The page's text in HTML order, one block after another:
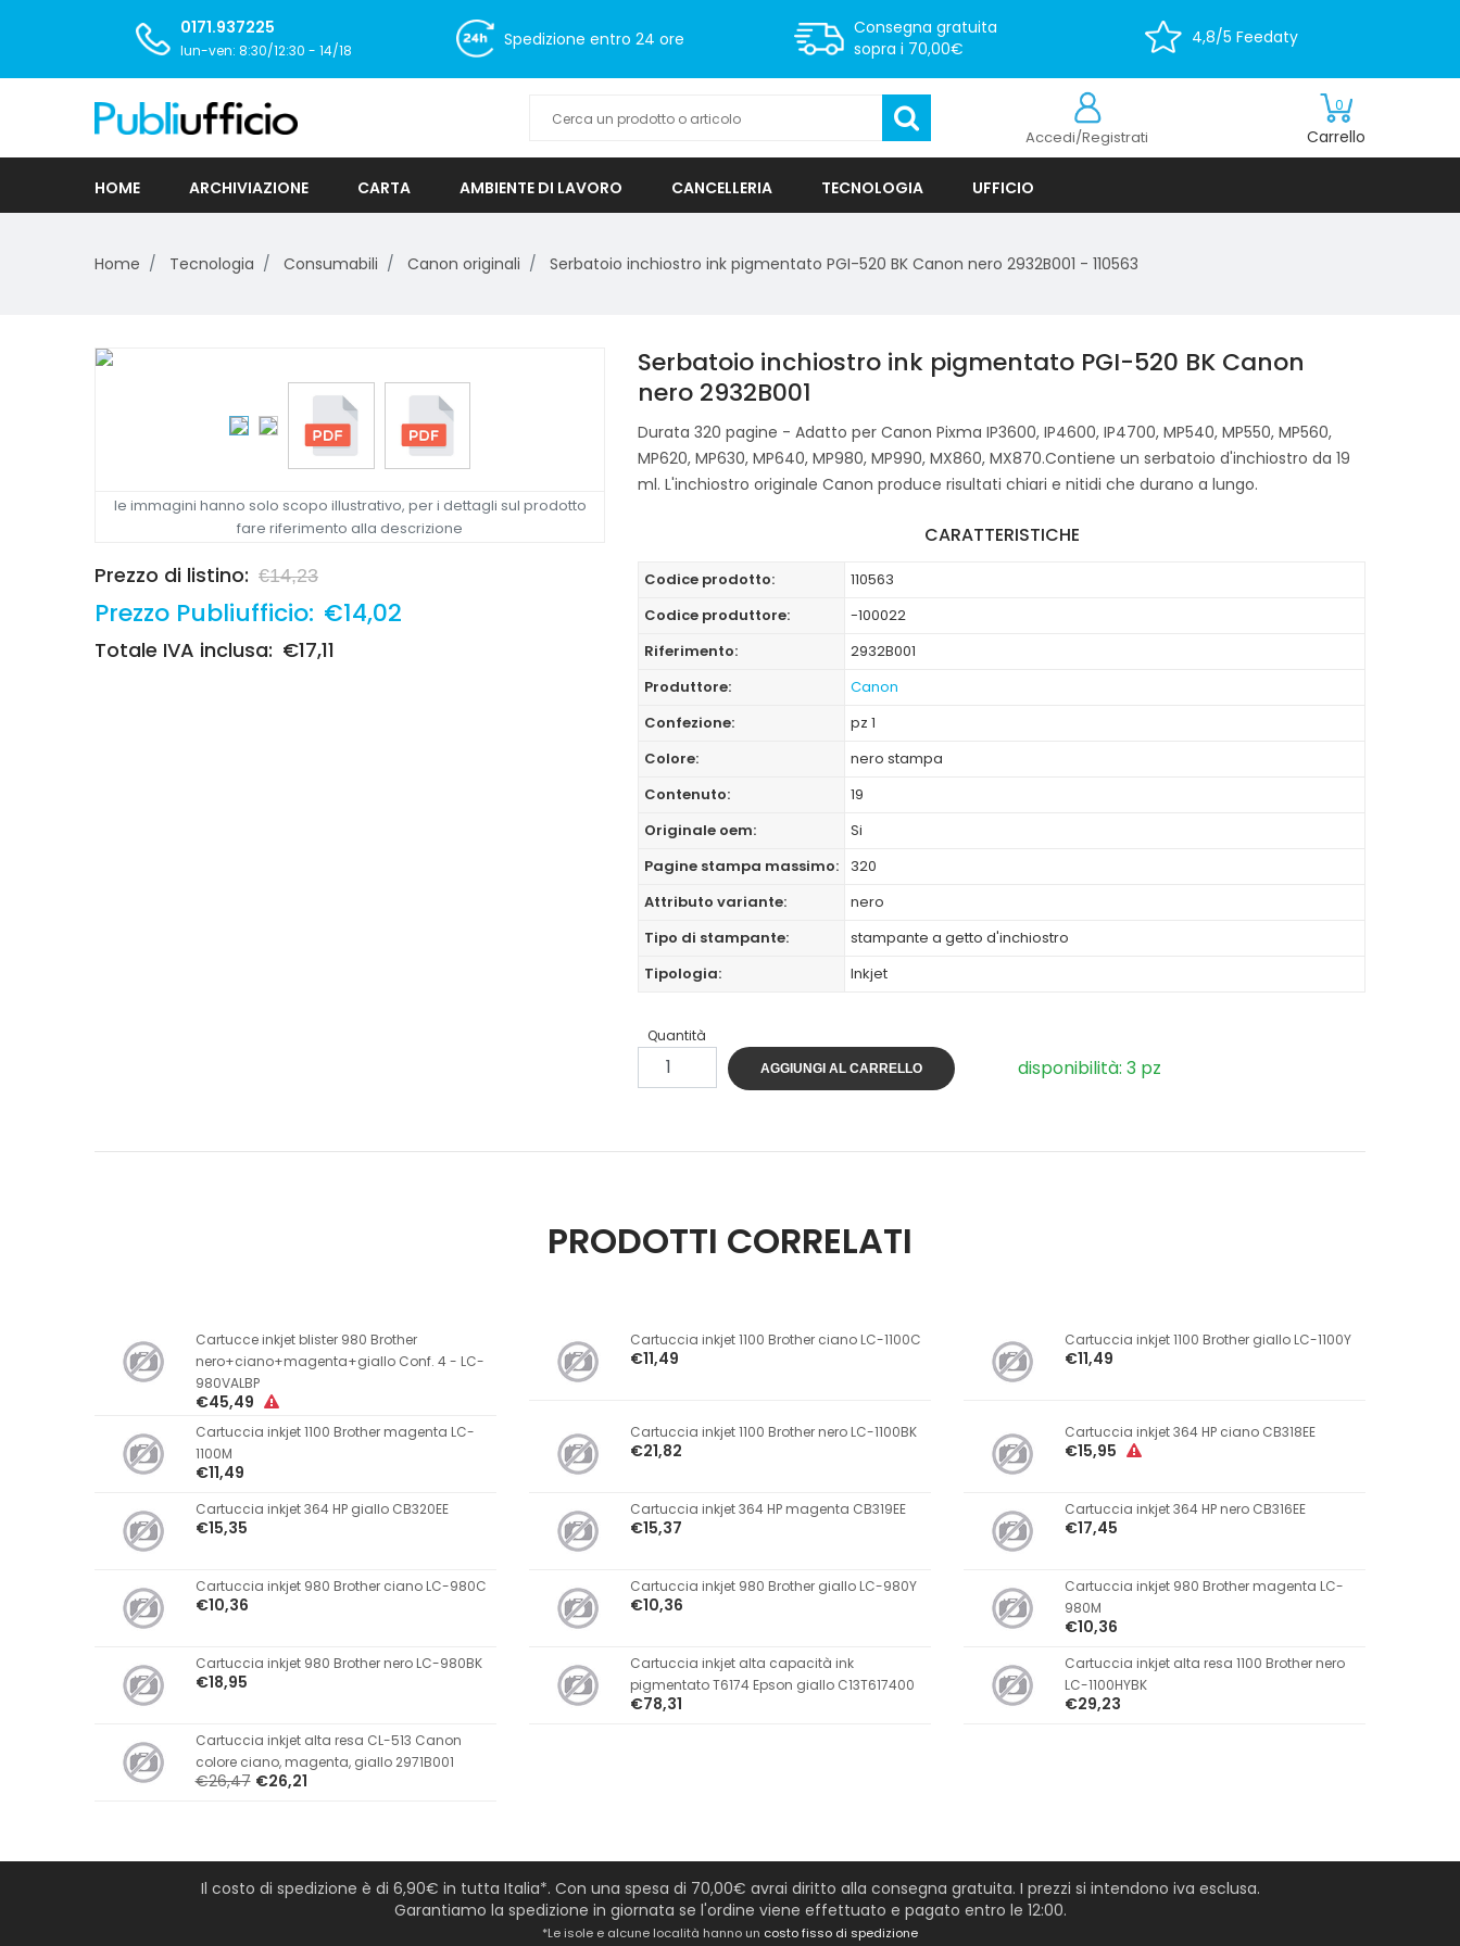
0171.937225
lun-ven: 8:30/12:30 - 14/18
Spedizione entro 24 ore
Consegna gratuita
sopra i 70,00€
4,8/5 Feedaty
Accedi/Registrati
0
Carrello
HOME ARCHIVIAZIONE CARTA AMBIENTE DI LAVORO CANCELLERIA TECNOLOGIA UFFICIO
Home Tecnologia Consumabili Canon originali Serbatoio inchiostro ink pigmentato PGI-520 BK Canon nero 2932B001 - 110563
le immagini hanno solo scopo illustrativo, per i dettagli sul prodotto
fare riferimento alla descrizione
Prezzo di listino: €14,23
Prezzo Publiufficio: €14,02
Totale IVA inclusa: €17,11
Serbatoio inchiostro ink pigmentato PGI-520 BK Canon
nero 2932B001
Durata 320 pagine - Adatto per Canon Pixma IP3600, IP4600, IP4700, MP540, MP550, MP560,
MP620, MP630, MP640, MP980, MP990, MX860, MX870.Contiene un serbatoio d'inchiostro da 19
ml. L'inchiostro originale Canon produce risultati chiari e nitidi che durano a lungo.
CARATTERISTICHE
Codice prodotto:
110563
Codice produttore:
-100022
Riferimento:
2932B001
Produttore:
Canon
Confezione:
pz 1
Colore:
nero stampa
Contenuto:
19
Originale oem:
Si
Pagine stampa massimo:
320
Attributo variante:
nero
Tipo di stampante:
stampante a getto d'inchiostro
Tipologia:
Inkjet
Quantità
AGGIUNGI AL CARRELLO disponibilità: 3 pz
PRODOTTI CORRELATI
Cartucce inkjet blister 980 Brother
nero+ciano+magenta+giallo Conf. 4 - LC-
980VALBP
€45,49
Cartuccia inkjet 1100 Brother ciano LC-1100C
€11,49
Cartuccia inkjet 1100 Brother giallo LC-1100Y
€11,49
Cartuccia inkjet 1100 Brother magenta LC-
1100M
€11,49
Cartuccia inkjet 1100 Brother nero LC-1100BK
€21,82
Cartuccia inkjet 364 HP ciano CB318EE
€15,95
Cartuccia inkjet 364 HP giallo CB320EE
€15,35
Cartuccia inkjet 364 HP magenta CB319EE
€15,37
Cartuccia inkjet 364 HP nero CB316EE
€17,45
Cartuccia inkjet 980 Brother ciano LC-980C
€10,36
Cartuccia inkjet 980 Brother giallo LC-980Y
€10,36
Cartuccia inkjet 980 Brother magenta LC-
980M
€10,36
Cartuccia inkjet 980 Brother nero LC-980BK
€18,95
Cartuccia inkjet alta capacità ink
pigmentato T6174 Epson giallo C13T617400
€78,31
Cartuccia inkjet alta resa 1100 Brother nero
LC-1100HYBK
€29,23
Cartuccia inkjet alta resa CL-513 Canon
colore ciano, magenta, giallo 2971B001
€26,47 €26,21
Il costo di spedizione è di 6,90€ in tutta Italia*. Con una spesa di 70,00€ avrai diritto alla consegna gratuita. I prezzi si intendono iva esclusa.
Garantiamo la spedizione in giornata se l'ordine viene effettuato e pagato entro le 12:00.
*Le isole e alcune località hanno un costo fisso di spedizione